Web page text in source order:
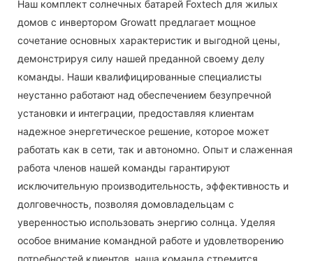
Наш комплект солнечных батарей Foxtech для жилых
домов с инвертором Growatt предлагает мощное
сочетание основных характеристик и выгодной цены,
демонстрируя силу нашей преданной своему делу
команды. Наши квалифицированные специалисты
неустанно работают над обеспечением безупречной
установки и интеграции, предоставляя клиентам
надежное энергетическое решение, которое может
работать как в сети, так и автономно. Опыт и слаженная
работа членов нашей команды гарантируют
исключительную производительность, эффективность и
долговечность, позволяя домовладельцам с
уверенностью использовать энергию солнца. Уделяя
особое внимание командной работе и удовлетворению
потребностей клиентов, наша команда стремится